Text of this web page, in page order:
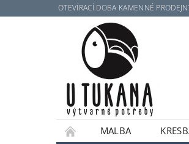
OTEVÍRACÍ DOBA KAMENNÉ
MALBA